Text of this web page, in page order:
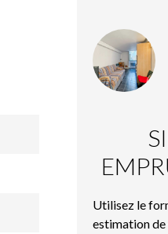
Utilisez le
estimation